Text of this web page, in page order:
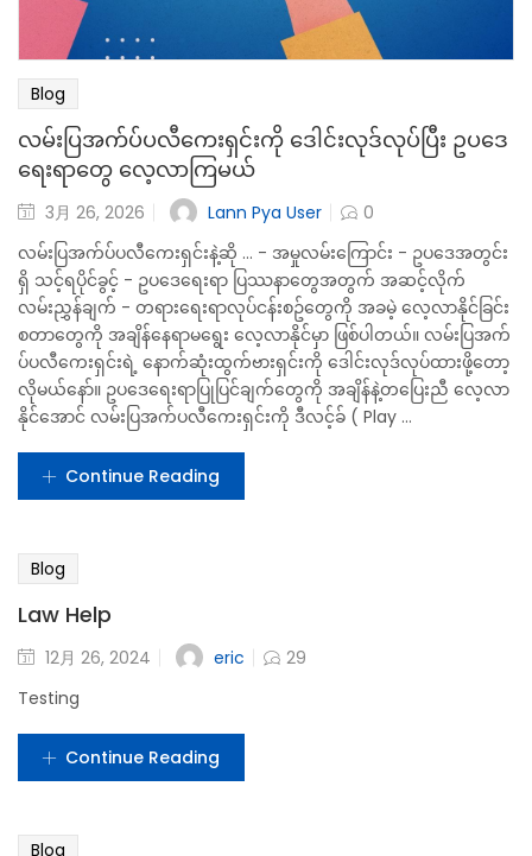
Blog
လမ်းပြအက်ပ်ပလီကေးရှင်းကို ဒေါင်းလုဒ်လုပ်ပြီး ဥပဒေ
ရေးရာတွေ လေ့လာကြမယ်
3月 26, 2026 Lann Pya User
0
လမ်းပြအက်ပ်ပလီကေးရှင်းနဲ့ဆို ... - အမှုလမ်းကြောင်း - ဥပဒေအတွင်း
ရှိ သင့်ရပိုင်ခွင့် - ဥပဒေရေးရာ ပြဿနာတွေအတွက် အဆင့်လိုက်
လမ်းညွှန်ချက် - တရားရေးရာလုပ်ငန်းစဥ်တွေကို အခမဲ့ လေ့လာနိုင်ခြင်း
စတာတွေကို အချိန်နေရာမရွေး လေ့လာနိုင်မှာ ဖြစ်ပါတယ်။ လမ်းပြအက်
ပ်ပလီကေးရှင်းရဲ့ နောက်ဆုံးထွက်ဗားရှင်းကို ဒေါင်းလုဒ်လုပ်ထားဖို့တော့
လိုမယ်နော်။ ဥပဒေရေးရာပြုပြင်ချက်တွေကို အချိန်နဲ့တပြေးညီ လေ့လာ
နိုင်အောင် လမ်းပြအက်ပလီကေးရှင်းကို ဒီလင့်ခ် ( Play ...
Continue Reading
Blog
Law Help
12月 26, 2024 eric
29
Testing
Continue Reading
Blog